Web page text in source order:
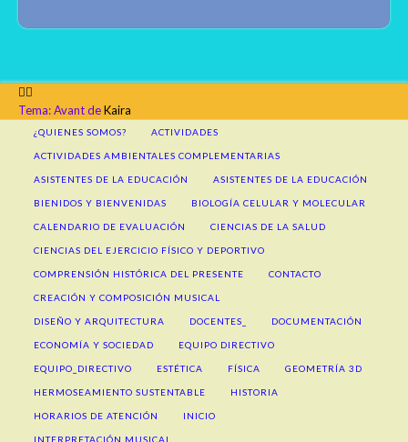
Tema: Avant deKaira
¿QUIENES SOMOS? ACTIVIDADES
ACTIVIDADES AMBIENTALES COMPLEMENTARIAS
ASISTENTES DE LA EDUCACIÓN ASISTENTES DE LA EDUCACIÓN
BIENIDOS Y BIENVENIDAS BIOLOGÍA CELULAR Y MOLECULAR
CALENDARIO DE EVALUACIÓN CIENCIAS DE LA SALUD
CIENCIAS DEL EJERCICIO FÍSICO Y DEPORTIVO
COMPRENSIÓN HISTÓRICA DEL PRESENTE CONTACTO
CREACIÓN Y COMPOSICIÓN MUSICAL
DISEÑO Y ARQUITECTURA DOCENTES_ DOCUMENTACIÓN
ECONOMÍA Y SOCIEDAD EQUIPO DIRECTIVO
EQUIPO_DIRECTIVO ESTÉTICA FÍSICA GEOMETRÍA 3D
HERMOSEAMIENTO SUSTENTABLE HISTORIA
HORARIOS DE ATENCIÓN INICIO
INTERPRETACIÓN MUSICAL